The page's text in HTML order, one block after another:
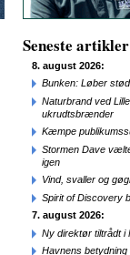
Seneste artikler
8. august 2026:
Bunken: Løber
Naturbrand ved
ukrudtsbrænder
Kæmpe
Stormen Dave
igen
Vind, svaller og
Spirit of Discovery
7. august 2026:
Ny direktør tiltrådt i
Havnens betydning